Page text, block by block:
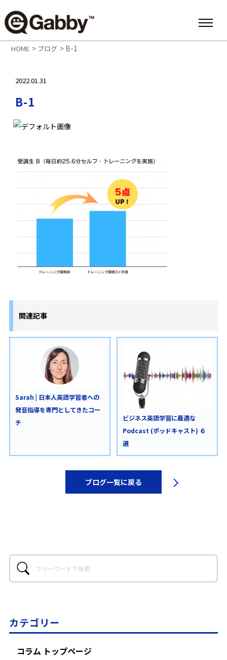
HOME > ブログ > B-1
2022.01.31
B-1
関連記事
Sarah | 日本人英語学習者への
発音指導を専門としてきたコー
チ
ビジネス英語学習に最適な
Podcast (ポッドキャスト) ６
選
ブログ一覧に戻る
カテゴリー
コラム トップページ